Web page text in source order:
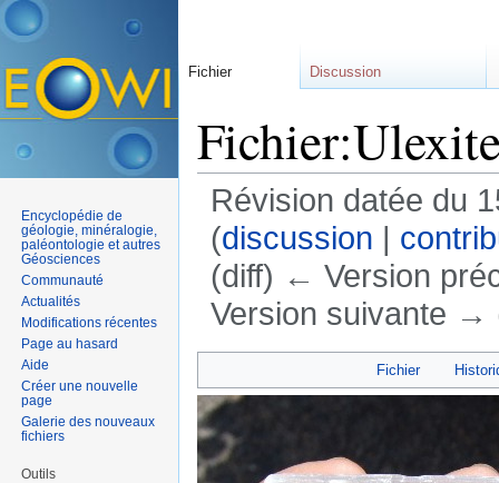
Révision datée du
(discussion |
(diff) ← Version
Version suivante →
Fichier
Fichier Discussion
Encyclopédie de
géologie, minéralogie,
paléontologie et autres
Géosciences
Communauté
Actualités
Modifications récentes
Page au hasard
Aide
Créer une nouvelle
page
Galerie des nouveaux
fichiers
Outils